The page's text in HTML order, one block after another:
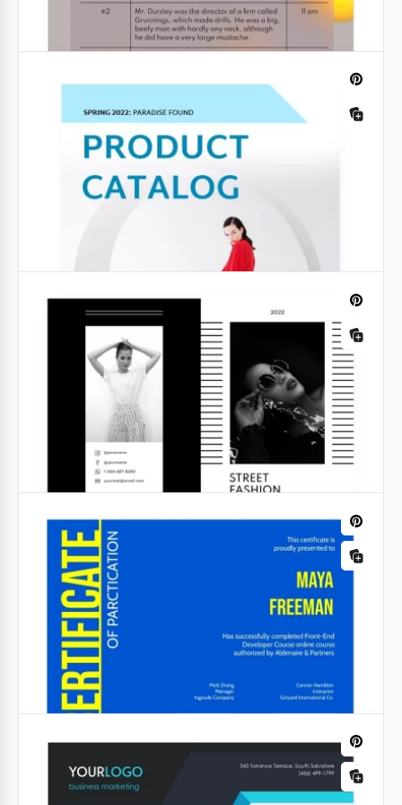
il tuo ragazzo nel giorno di San Valentino? Il nostro
certificato ti aiuterà a fare qualcosa di carino per la
persona che ami.
Agenda riunione del consiglio direttivo
Un ordine del giorno di una riunione non è
semplicemente un pezzo di carta in bianco e nero.